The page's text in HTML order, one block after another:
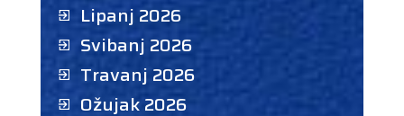
Lipanj 2026
Svibanj 2026
Travanj 2026
Ožujak 2026